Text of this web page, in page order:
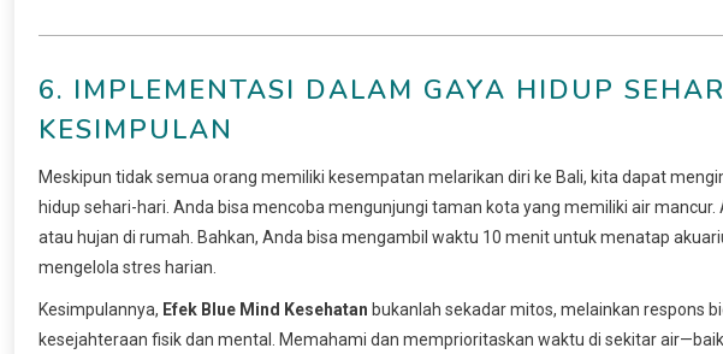
6. IMPLEMENTASI DALAM GAYA HIDUP
KESIMPULAN
Meskipun tidak semua orang memiliki kesempatan melarikan diri ke Bali, kita dapat
hidup sehari-hari. Anda bisa mencoba mengunjungi taman kota yang memiliki air
atau hujan di rumah. Bahkan, Anda bisa mengambil waktu 10 menit untuk menatap
mengelola stres harian.
Kesimpulannya, Efek Blue Mind Kesehatan bukanlah sekadar mitos, melainkan respons
kesejahteraan fisik dan mental. Memahami dan memprioritaskan waktu di sekitar